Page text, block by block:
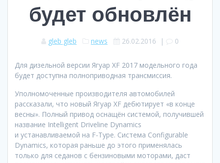
будет обновлён
gleb gleb news 26.02.2016 | 0
Для дизельной версии Ягуар XF 2017 модельного года
будет доступна полноприводная трансмиссия.
Уполномоченные производителя автомобилей
рассказали, что новый Ягуар XF дебютирует «в конце
весны». Полный привод оснащён системой, получившей
название Intelligent Driveline Dynamics
и устанавливаемой на F-Type. Система Configurable
Dynamics, которая раньше до этого применялась
только для седанов с бензиновыми моторами, даст